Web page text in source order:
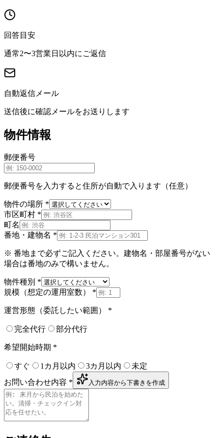
回答目安
通常2〜3営業日以内にご返信
自動返信メール
送信後に確認メールをお送りします
物件情報
郵便番号
郵便番号を入力すると住所が自動で入ります（任意）
物件の場所 *
市区町村 *
町名
番地・建物名 *
※ 番地まで必ずご記入ください。建物名・部屋番号がない
場合は番地のみで構いません。
物件種別 *
規模（想定の運用室数） *
運営形態（委託したい範囲） *
完全代行 部分代行
希望開始時期 *
すぐ 1カ月以内 3カ月以内
未定
お問い合わせ内容 * 入力内容から下書きを作成